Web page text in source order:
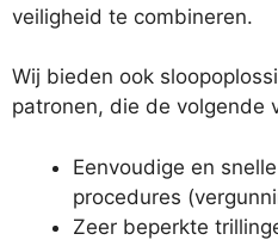
veiligheid te combineren.
Wij bieden ook
patronen, die de volgende
Eenvoudige en
procedures
Zeer beperkte